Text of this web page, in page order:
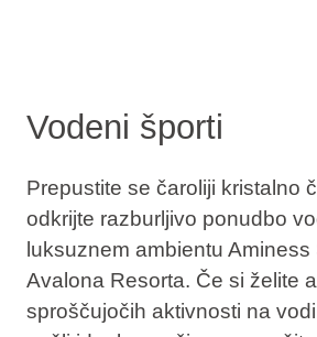
Vodeni športi
Prepustite se čaroliji kristalno
odkrijte razburljivo ponudbo
luksuznem ambientu
Avalona Resorta. Če si želite
sproščujočih aktivnosti na